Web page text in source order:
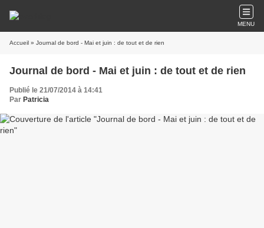
MENU
Accueil » Journal de bord - Mai et juin : de tout et de rien
Journal de bord - Mai et juin : de tout et de rien
Publié le 21/07/2014 à 14:41
Par Patricia